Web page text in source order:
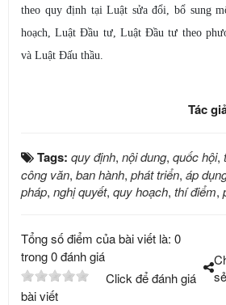
theo quy định tại Luật sửa đổi, bổ sung
hoạch, Luật Đầu tư, Luật Đầu tư theo
và Luật Đấu thầu.
Tác
Tags: quy định, nội dung, quốc hội,
công văn, ban hành, phát triển, áp
pháp, nghị quyết, quy hoạch, thí điểm,
Tổng số điểm của bài viết là: 0
trong 0 đánh giá
Click để đánh giá
bài viết